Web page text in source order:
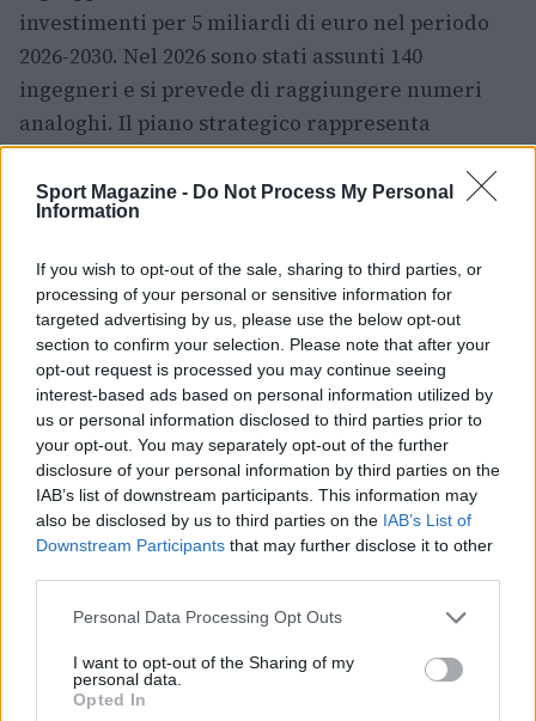
Sport Magazine - Do Not Process My Personal
Information
If you wish to opt-out of the sale, sharing to third parties, or
processing of your personal or sensitive information for
targeted advertising by us, please use the below opt-out
section to confirm your selection. Please note that after your
opt-out request is processed you may continue seeing
interest-based ads based on personal information utilized by
us or personal information disclosed to third parties prior to
your opt-out. You may separately opt-out of the further
disclosure of your personal information by third parties on the
IAB’s list of downstream participants. This information may
also be disclosed by us to third parties on the IAB’s List of
Downstream Participants that may further disclose it to other
Please note that this website/app uses one or more Google
not limited to your visit or usage behaviour. You may click to
grant or deny consent to Google and its third-party tags to
use your data for below specified purposes in below Google
Personal Data Processing Opt Outs
I want to opt-out of the Sharing of my
personal data.
Opted In
investimenti per 5 miliardi di euro nel periodo
2026-2030. Nel 2026 sono stati assunti 140
ingegneri e si prevede di raggiungere numeri
analoghi. Il piano strategico rappresenta
un’evoluzione naturale e ancora più ambiziosa
del percorso già intrapreso con il Piano Italia,
confermando e rafforzando tutti gli impegni che
sono stati assunti.
AUTORE
Francesca Lombardi
Francesca Lombardi, fiorentina, prese appunti
tecnici dal primo box di un circuito toscano e
da allora firma approfondimenti sui motori. In
redazione sostiene un approccio metodico
alle prove su pista, cura il format 'tecnica e
cronaca' e conserva i fogli di appunti del